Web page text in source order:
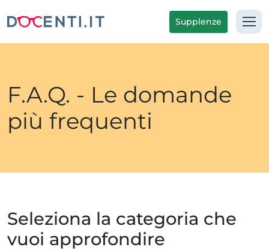
Supplenze
F.A.Q. - Le domande
più frequenti
Seleziona la categoria che
vuoi approfondire